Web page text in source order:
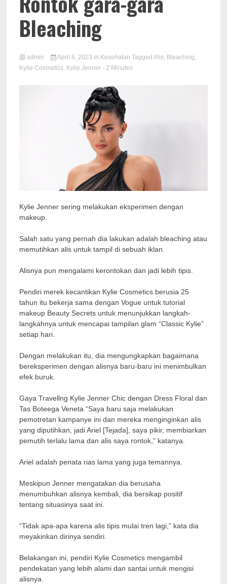
Bleaching
admin April 6, 2023 in Kesehatan Tagged Alis, Bleaching,
Kylie Cosmetics, Kylie Jenner - 2 Minutes
Kylie Jenner sering melakukan eksperimen dengan
makeup.
Salah satu yang pernah dia lakukan adalah bleaching atau
memutihkan alis untuk tampil di sebuah iklan.
Alisnya pun mengalami kerontokan dan jadi lebih tipis.
Pendiri merek kecantikan Kylie Cosmetics berusia 25
tahun itu bekerja sama dengan Vogue untuk tutorial
makeup Beauty Secrets untuk menunjukkan langkah-
langkahnya untuk mencapai tampilan glam “Classic Kylie”
setiap hari.
Dengan melakukan itu, dia mengungkapkan bagaimana
bereksperimen dengan alisnya baru-baru ini menimbulkan
efek buruk.
Gaya Travellng Kylie Jenner Chic dengan Dress Floral dan
Tas Boteega Veneta “Saya baru saja melakukan
pemotretan kampanye ini dan mereka menginginkan alis
yang diputihkan, jadi Ariel [Tejada], saya pikir, membiarkan
pemutih terlalu lama dan alis saya rontok,” katanya.
Ariel adalah penata rias lama yang juga temannya.
Meskipun Jenner mengatakan dia berusaha
menumbuhkan alisnya kembali, dia bersikap positif
tentang situasinya saat ini.
“Tidak apa-apa karena alis tipis mulai tren lagi,” kata dia
meyakinkan dirinya sendiri.
Belakangan ini, pendiri Kylie Cosmetics mengambil
pendekatan yang lebih alami dan santai untuk mengisi
alisnya.